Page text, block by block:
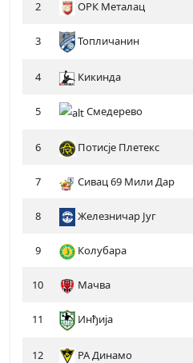
2 ОРК Металац
3 Топличанин
4 Кикинда
5 Смедерево
6 Потисје Плетекс
7 Сивац 69 Мили Дар
8 Железничар Југ
9 Колубара
10 Мачва
11 Инђија
12 РА Динамо